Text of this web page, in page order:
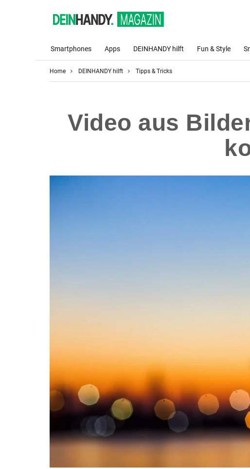
Smartphones Apps DEINHANDY hilft Fun & Style
Home DEINHANDY hilft Tipps & Tricks
Video aus